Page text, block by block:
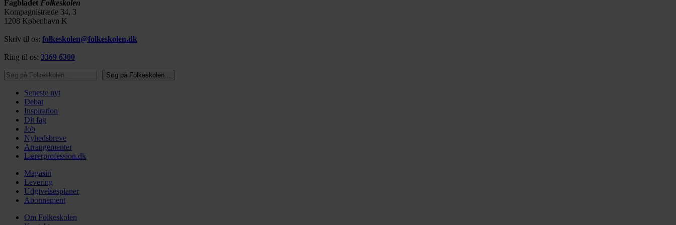
Fagbladet Folkeskolen
Kompagnistræde 34, 3
1208 København K
Skriv til os: folkeskolen@folkeskolen.dk
Ring til os: 3369 6300
Søg på Folkeskolen…
Søg på Folkeskolen…
Seneste nyt
Debat
Inspiration
Dit fag
Job
Nyhedsbreve
Arrangementer
Lærerprofession.dk
Magasin
Levering
Udgivelsesplaner
Abonnement
Om Folkeskolen